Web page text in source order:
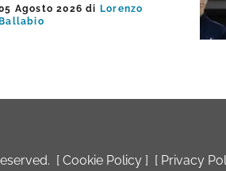
Agosto 2026 di Lorenzo
Ballabio
[ Cookie Policy] [ Privacy